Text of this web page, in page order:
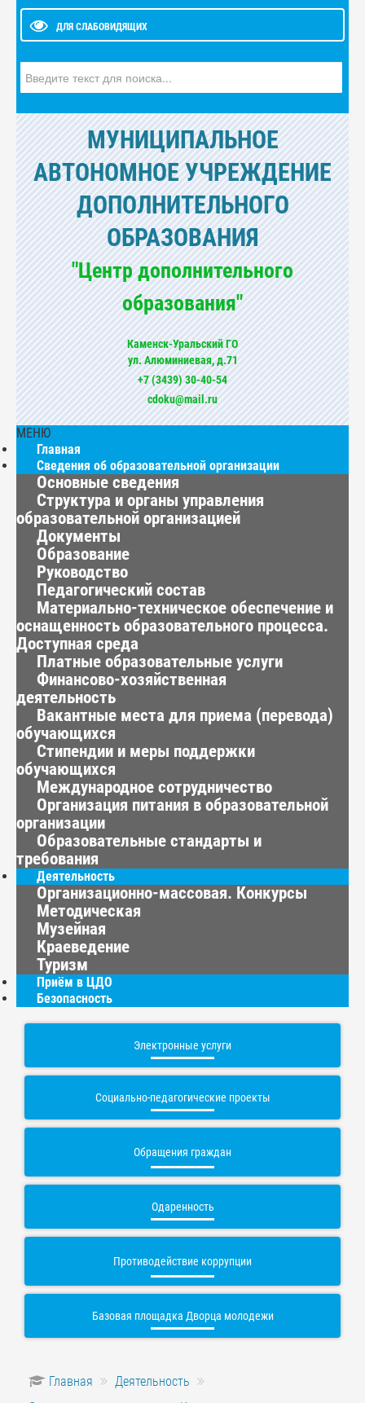
ДЛЯ СЛАБОВИДЯЩИХ
МУНИЦИПАЛЬНОЕ
АВТОНОМНОЕ УЧРЕЖДЕНИЕ
ДОПОЛНИТЕЛЬНОГО
ОБРАЗОВАНИЯ
"Центр дополнительного
образования"
Каменск-Уральский ГО
ул. Алюминиевая, д.71
+7 (3439) 30-40-54
cdoku@mail.ru
МЕНЮ
Главная
Сведения об образовательной организации
Основные сведения
Структура и органы управления
образовательной организацией
Документы
Образование
Руководство
Педагогический состав
Материально-техническое обеспечение и
оснащенность образовательного процесса.
Доступная среда
Платные образовательные услуги
Финансово-хозяйственная
деятельность
Вакантные места для приема (перевода)
обучающихся
Стипендии и меры поддержки
обучающихся
Международное сотрудничество
Организация питания в образовательной
организации
Образовательные стандарты и
требования
Деятельность
Организационно-массовая. Конкурсы
Методическая
Музейная
Краеведение
Туризм
Приём в ЦДО
Безопасность
Электронные услуги
Социально-педагогические проекты
Обращения граждан
Одаренность
Противодействие коррупции
Базовая площадка Дворца молодежи
Главная
Деятельность